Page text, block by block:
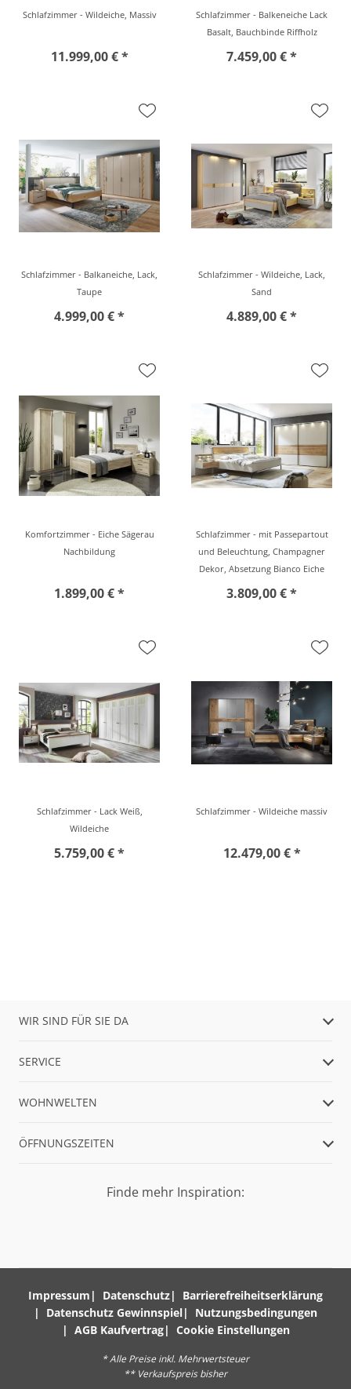
Schlafzimmer - Wildeiche, Massiv
11.999,00 € *
Schlafzimmer - Balkeneiche Lack
Basalt, Bauchbinde Riffholz
7.459,00 € *
Schlafzimmer - Balkaneiche, Lack,
Taupe
4.999,00 € *
Schlafzimmer - Wildeiche, Lack,
Sand
4.889,00 € *
Komfortzimmer - Eiche Sägerau
Nachbildung
1.899,00 € *
Schlafzimmer - mit Passepartout
und Beleuchtung, Champagner
Dekor, Absetzung Bianco Eiche
3.809,00 € *
Schlafzimmer - Lack Weiß,
Wildeiche
5.759,00 € *
Schlafzimmer - Wildeiche massiv
12.479,00 € *
WIR SIND FÜR SIE DA
SERVICE
WOHNWELTEN
ÖFFNUNGSZEITEN
Finde mehr Inspiration:
Impressum Datenschutz
Barrierefreiheitserklärung
Datenschutz Gewinnspiel
Nutzungsbedingungen
AGB Kaufvertrag
Cookie Einstellungen
* Alle Preise inkl. Mehrwertsteuer
** Verkaufspreis bisher